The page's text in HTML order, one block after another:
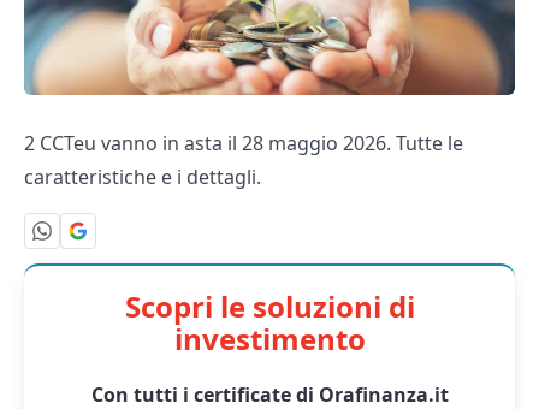
2 CCTeu vanno in asta il 28 maggio 2026. Tutte le
caratteristiche e i dettagli.
Scopri le soluzioni di
investimento
Con tutti i certificate di Orafinanza.it